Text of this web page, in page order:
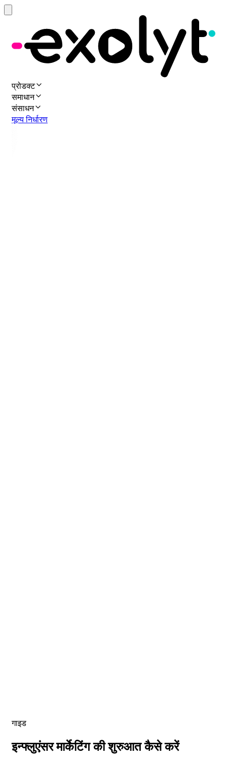
प्रोडक्ट
समाधान
संसाधन
मूल्य निर्धारण
गाइड
इन्फ्लुएंसर मार्केटिंग की शुरुआत कैसे करें